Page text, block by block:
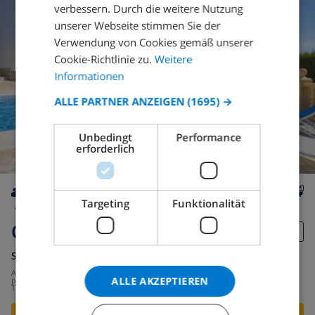
4 Privat 2
Cactus
Spanien
pro
Tag 105,40 $
SPANISH
GERMAN
ITALIAN
NORWEGIAN
verbessern. Durch die weitere Nutzung
unserer Webseite stimmen Sie der
Verwendung von Cookies gemäß unserer
Cookie-Richtlinie zu. Weitere
Informationen
ALLE PARTNER ANZEIGEN (1695) →
Unbedingt
erforderlich
Performance
Targeting Funktionalität
ALLE AKZEPTIEREN